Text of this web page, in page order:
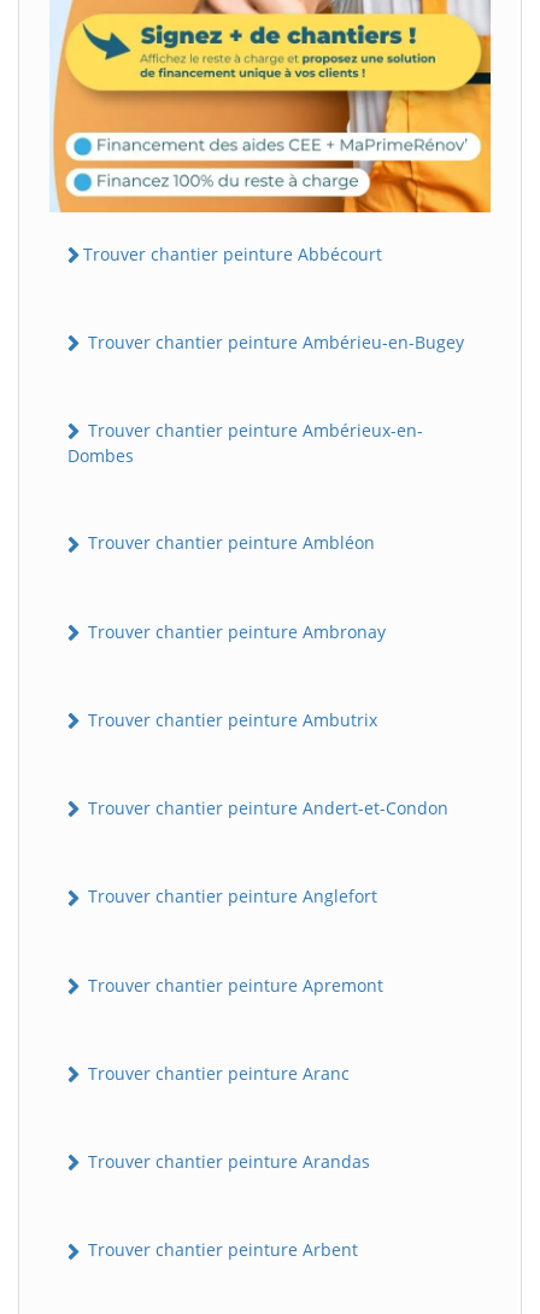
Trouver chantier peinture Abbécourt
Trouver chantier peinture Ambérieu-en-Bugey
Trouver chantier peinture Ambérieux-en-
Dombes
Trouver chantier peinture Ambléon
Trouver chantier peinture Ambronay
Trouver chantier peinture Ambutrix
Trouver chantier peinture Andert-et-Condon
Trouver chantier peinture Anglefort
Trouver chantier peinture Apremont
Trouver chantier peinture Aranc
Trouver chantier peinture Arandas
Trouver chantier peinture Arbent